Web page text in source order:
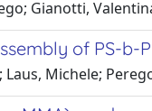
Gianotti,
of PS-
Laus, Michele;